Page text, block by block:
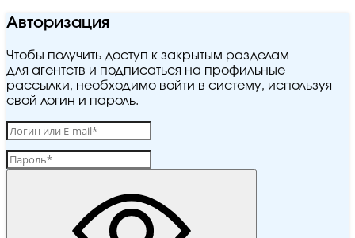
Авторизация
Чтобы получить доступ к закрытым разделам
для агентств и подписаться на профильные
рассылки, необходимо войти в систему, используя
свой логин и пароль.